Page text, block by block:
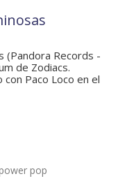
(Pandora Records -
de Zodiacs.
Paco Loco en el
pop